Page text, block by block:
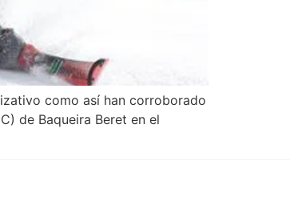
como así han corroborado
de Baqueira Beret en el